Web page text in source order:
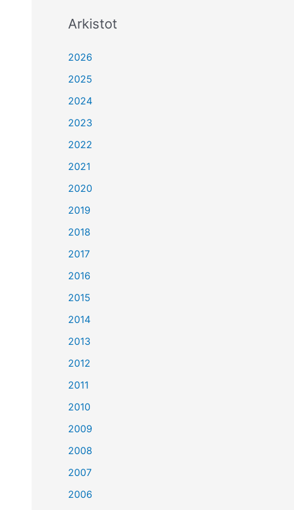
Arkistot
2026
2025
2024
2023
2022
2021
2020
2019
2018
2017
2016
2015
2014
2013
2012
2011
2010
2009
2008
2007
2006